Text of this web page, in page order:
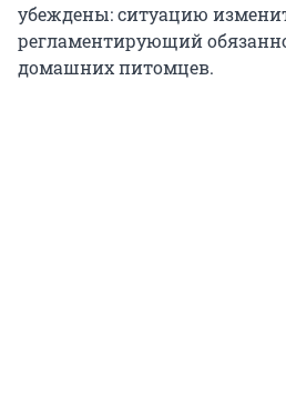
убеждены: ситуацию
регламентирующий
домашних питомцев.